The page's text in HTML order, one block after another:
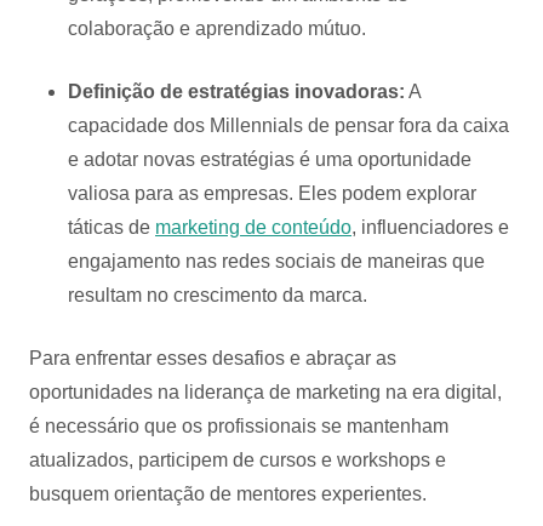
colaboração e aprendizado mútuo.
Definição de estratégias inovadoras: A
capacidade dos Millennials de pensar fora da caixa
e adotar novas estratégias é uma oportunidade
valiosa para as empresas. Eles podem explorar
táticas de marketing de conteúdo, influenciadores e
engajamento nas redes sociais de maneiras que
resultam no crescimento da marca.
Para enfrentar esses desafios e abraçar as
oportunidades na liderança de marketing na era digital,
é necessário que os profissionais se mantenham
atualizados, participem de cursos e workshops e
busquem orientação de mentores experientes.